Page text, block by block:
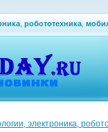
робототехника
электроника,